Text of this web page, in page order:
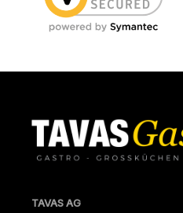
TAVAS AG